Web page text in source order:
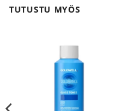
TUTUSTU MYÖS